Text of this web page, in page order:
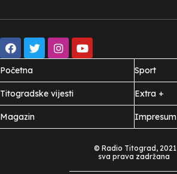
Početna
Titogradske vijesti
Magazin
Sport
Extra +
Impresum
© Radio Titograd, 2021
sva prava zadržana